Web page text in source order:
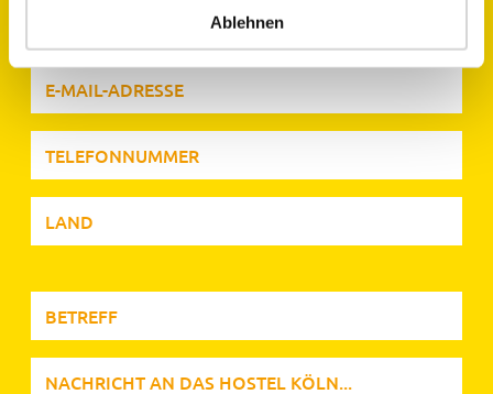
Ablehnen